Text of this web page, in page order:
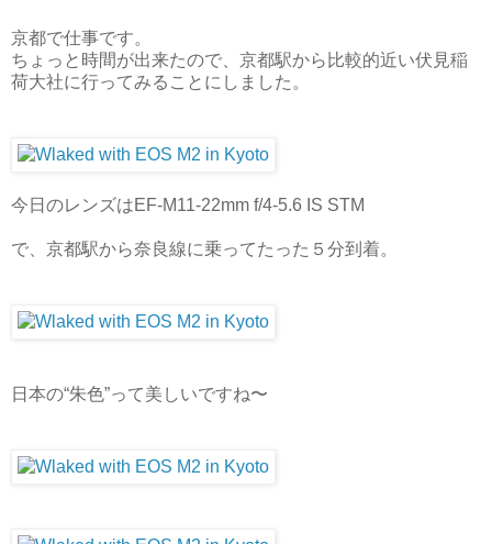
京都で仕事です。
ちょっと時間が出来たので、京都駅から比較的近い伏見稲
荷大社に行ってみることにしました。
今日のレンズはEF-M11-22mm f/4-5.6 IS STM
で、京都駅から奈良線に乗ってたった５分到着。
日本の“朱色”って美しいですね〜